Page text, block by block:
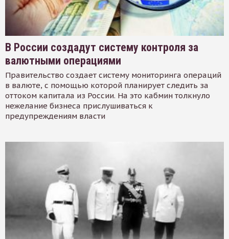
В России создадут систему контроля за
валютными операциями
Правительство создает систему мониторинга операций
в валюте, с помощью которой планирует следить за
оттоком капитала из России. На это кабмин толкнуло
нежелание бизнеса прислушиваться к
предупреждениям власти